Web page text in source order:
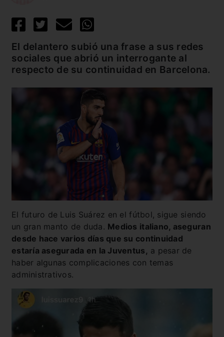
El delantero subió una frase a sus redes
sociales que abrió un interrogante al
respecto de su continuidad en Barcelona.
El futuro de Luis Suárez en el fútbol, sigue siendo
un gran manto de duda. Medios italiano, aseguran
desde hace varios días que su continuidad
estaría asegurada en la Juventus, a pesar de
haber algunas complicaciones con temas
administrativos.